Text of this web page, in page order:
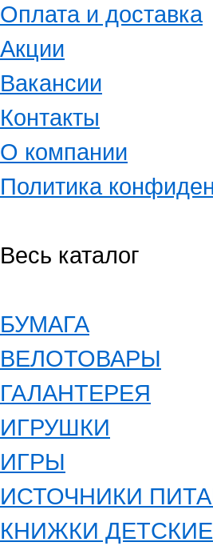
Оплата и доставка
Акции
Вакансии
Контакты
О компании
Политика
Весь каталог
БУМАГА
ВЕЛОТОВАРЫ
ГАЛАНТЕРЕЯ
ИГРУШКИ
ИГРЫ
ИСТОЧНИКИ
КНИЖКИ ДЕТСКИЕ